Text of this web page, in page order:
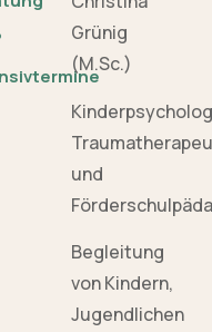
Grünig
(M.Sc.)
und
Begleitung
von Kindern,
Jugendlichen